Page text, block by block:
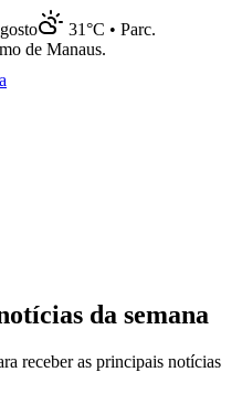
31°C • Parc.
de Manaus.
da semana
receber as principais notícias